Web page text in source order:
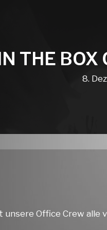
THE
8.
Office Crew alle